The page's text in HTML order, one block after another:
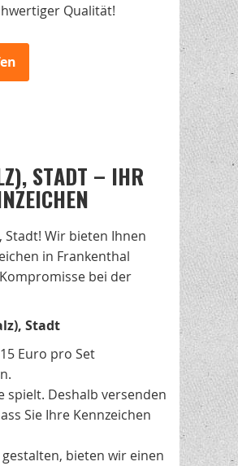
Qualität!
STADT – IHR
Wir bieten Ihnen
in Frankenthal
bei der
Stadt
Euro pro Set
spielt. Deshalb versenden
Sie Ihre Kennzeichen
bieten wir einen